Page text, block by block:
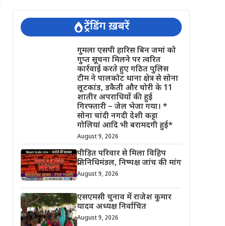
ट्रेंडिंग ख़बरें
गुमला एसपी हारिस बिन जमां को
गुप्त सूचना मिलने पर त्वरित
कार्रवाई करते हुए गठित पुलिस
टीम ने पालकोट थाना क्षेत्र से सोना
लूटकांड, डकैती और चोरी के 11
शातीर अपराधियों की हुई
गिरफ्तारी – जेल भेजा गया। *
सोना चांदी नगदी देशी कट्टा
गोलियां आदि भी बरामदगी हुई*
August 9, 2026
पीड़ित परिवार से मिला विहिप
प्रतिनिधिमंडल, निष्पक्ष जांच की मांग
August 9, 2026
एसएमसी चुनाव में राजेश कुमार
यादव अध्यक्ष निर्वाचित
August 9, 2026